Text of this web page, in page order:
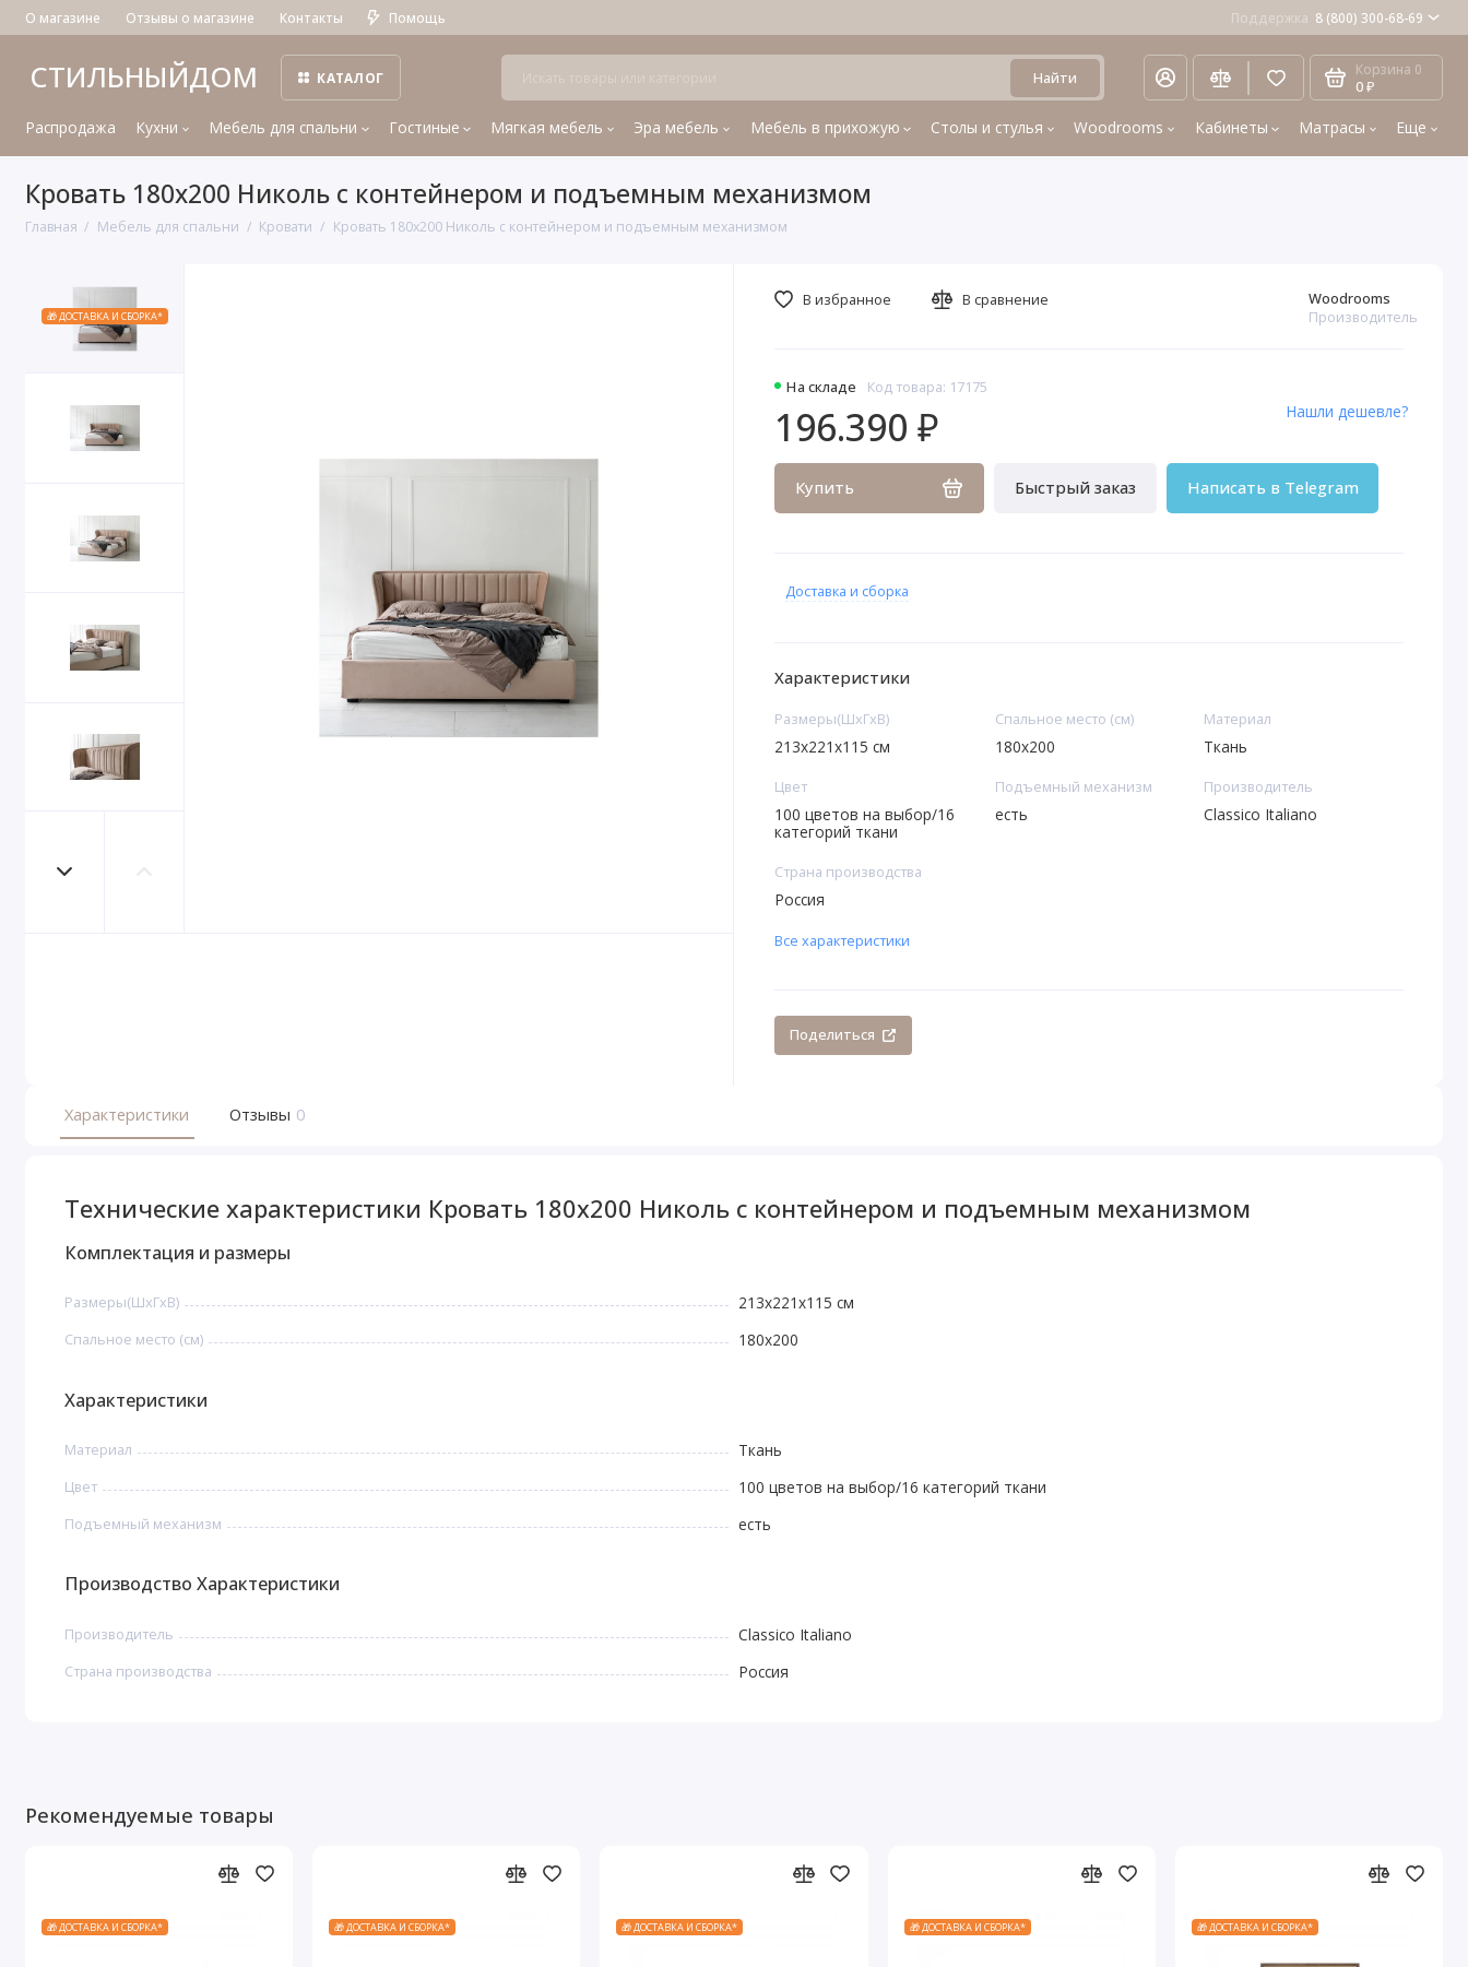
О магазине Отзывы о магазине Контакты Помощь Поддержка 8 (800) 300-68-69
СТИЛЬНЫЙДОМ КАТАЛОГ Найти Корзина 0
0 ₽
Распродажа Кухни Мебель для спальни Гостиные Мягкая мебель Эра мебель Мебель в прихожую Столы и стулья Woodrooms Кабинеты Матрасы Еще
Кровать 180x200 Николь с контейнером и подъемным механизмом
Главная Мебель для спальни Кровати Кровать 180x200 Николь с контейнером и подъемным механизмом
🎁 ДОСТАВКА И СБОРКА*
На складе Код товара: 17175
Woodrooms
Производитель
196.390 ₽
Купить Быстрый заказ Написать в Telegram
Нашли дешевле?
В избранное В сравнение
Доставка и сборка
Характеристики
Размеры(ШxГxВ)
213x221x115 см
Спальное место (см)
180х200
Материал
Ткань
Цвет
100 цветов на выбор/16
категорий ткани
Подъемный механизм
есть
Производитель
Classico Italiano
Страна производства
Россия
Все характеристики
Поделиться
Характеристики Отзывы 0
Технические характеристики Кровать 180x200 Николь с контейнером и подъемным механизмом
Комплектация и размеры
Размеры(ШxГxВ) 213x221x115 см
Спальное место (см) 180х200
Характеристики
Материал Ткань
Цвет 100 цветов на выбор/16 категорий ткани
Подъемный механизм есть
Производство Характеристики
Производитель Classico Italiano
Страна производства Россия
Рекомендуемые товары
🎁 ДОСТАВКА И СБОРКА* 🎁 ДОСТАВКА И СБОРКА* 🎁 ДОСТАВКА И СБОРКА* 🎁 ДОСТАВКА И СБОРКА* 🎁 ДОСТАВКА И СБОРКА*